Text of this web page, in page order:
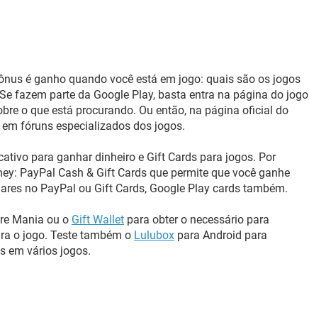
é ganho quando você está em jogo: quais são os jogos
fazem parte da Google Play, basta entra na página do jogo
o que está procurando. Ou então, na página oficial do
fóruns especializados dos jogos.
para ganhar dinheiro e Gift Cards para jogos. Por
PayPal Cash & Gift Cards que permite que você ganhe
no PayPal ou Gift Cards, Google Play cards também.
Mania ou o Gift Wallet para obter o necessário para
o jogo. Teste também o Lulubox para Android para
em vários jogos.